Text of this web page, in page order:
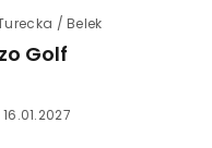
/ Belek
Golf